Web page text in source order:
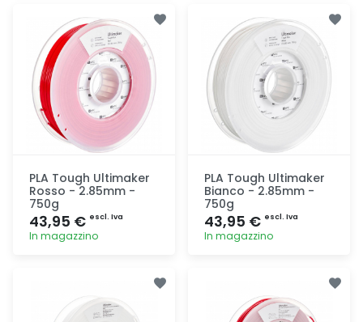
PLA Tough Ultimaker
Rosso - 2.85mm -
750g
43,95 € escl. Iva
In magazzino
PLA Tough Ultimaker
Bianco - 2.85mm -
750g
43,95 € escl. Iva
In magazzino